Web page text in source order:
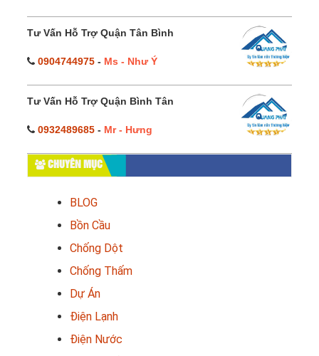
Tư Vấn Hỗ Trợ Quận Tân Bình
0904744975 - Ms - Như Ý
Tư Vấn Hỗ Trợ Quận Bình Tân
0932489685 - Mr - Hưng
CHUYÊN MỤC
BLOG
Bồn Cầu
Chống Dột
Chống Thấm
Dự Án
Điện Lạnh
Điện Nước